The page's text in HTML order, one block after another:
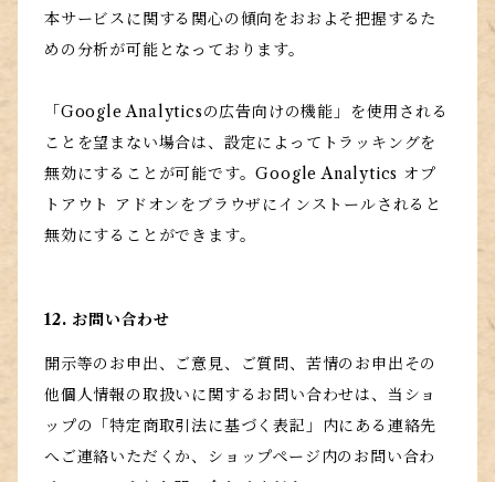
本サービスに関する関心の傾向をおおよそ把握するた
めの分析が可能となっております。
「Google Analyticsの広告向けの機能」を使用される
ことを望まない場合は、設定によってトラッキングを
無効にすることが可能です。Google Analytics オプ
トアウト アドオンをブラウザにインストールされると
無効にすることができます。
12. お問い合わせ
開示等のお申出、ご意見、ご質問、苦情のお申出その
他個人情報の取扱いに関するお問い合わせは、当ショ
ップの「特定商取引法に基づく表記」内にある連絡先
へご連絡いただくか、ショップページ内のお問い合わ